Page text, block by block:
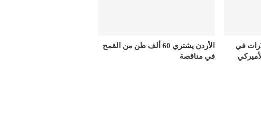
تتراجع 6 دولارات في
الأردن يشتري 60 ألف طن من القمح
في مناقصة